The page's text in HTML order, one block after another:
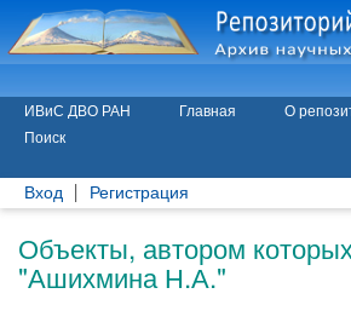
ИВиС ДВО РАН Главная О
Поиск
Вход Регистрация
Объекты, автором
"Ашихмина Н.А."